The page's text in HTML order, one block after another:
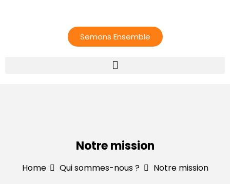
Semons Ensemble
Notre mission
Home Qui sommes-nous ? Notre mission